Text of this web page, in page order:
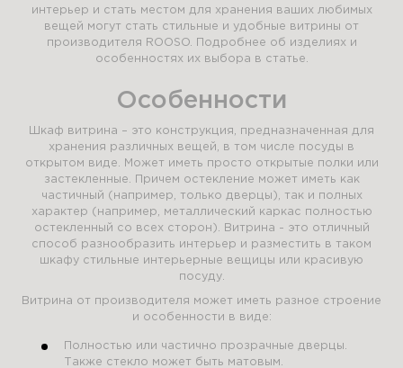
интерьер и стать местом для хранения ваших любимых
вещей могут стать стильные и удобные витрины от
производителя ROOSO. Подробнее об изделиях и
особенностях их выбора в статье.
Особенности
Шкаф витрина – это конструкция, предназначенная для
хранения различных вещей, в том числе посуды в
открытом виде. Может иметь просто открытые полки или
застекленные. Причем остекление может иметь как
частичный (например, только дверцы), так и полных
характер (например, металлический каркас полностью
остекленный со всех сторон). Витрина - это отличный
способ разнообразить интерьер и разместить в таком
шкафу стильные интерьерные вещицы или красивую
посуду.
Витрина от производителя может иметь разное строение
и особенности в виде:
Полностью или частично прозрачные дверцы.
Также стекло может быть матовым.